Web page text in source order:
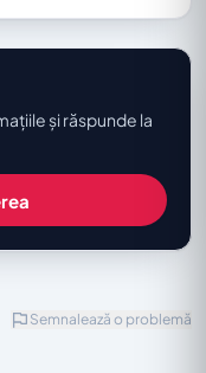
și răspunde la
Semnalează o problemă